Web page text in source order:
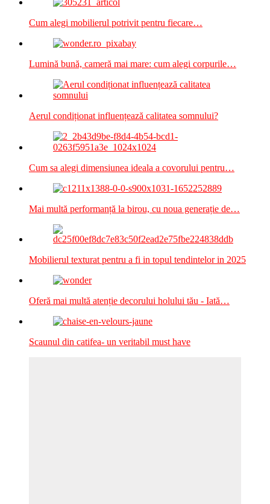
Cum alegi mobilierul potrivit pentru fiecare…
Lumină bună, cameră mai mare: cum alegi corpurile…
Aerul condiționat influențează calitatea somnului?
Cum sa alegi dimensiunea ideala a covorului pentru…
Mai multă performanță la birou, cu noua generație de…
Mobilierul texturat pentru a fi in topul tendintelor in 2025
Oferă mai multă atenție decorului holului tău - Iată…
Scaunul din catifea- un veritabil must have